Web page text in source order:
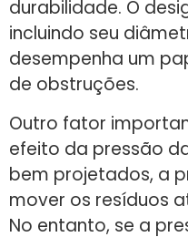
durabilidade. O
incluindo seu
desempenha um
de obstruções.
Outro fator
efeito da pressão
bem projetados, a
mover os resíduos
No entanto, se a